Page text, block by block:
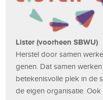
Lister (voorheen SBWU)
Herstel door samen
genen. Dat samen
betekenisvolle plek in de
de eigen organisatie.